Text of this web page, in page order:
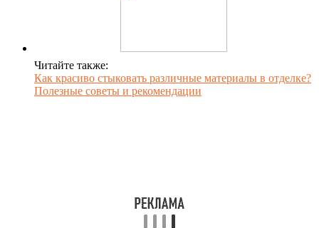
Читайте также:
Как красиво стыковать различные материалы в отделке?
Полезные советы и рекомендации